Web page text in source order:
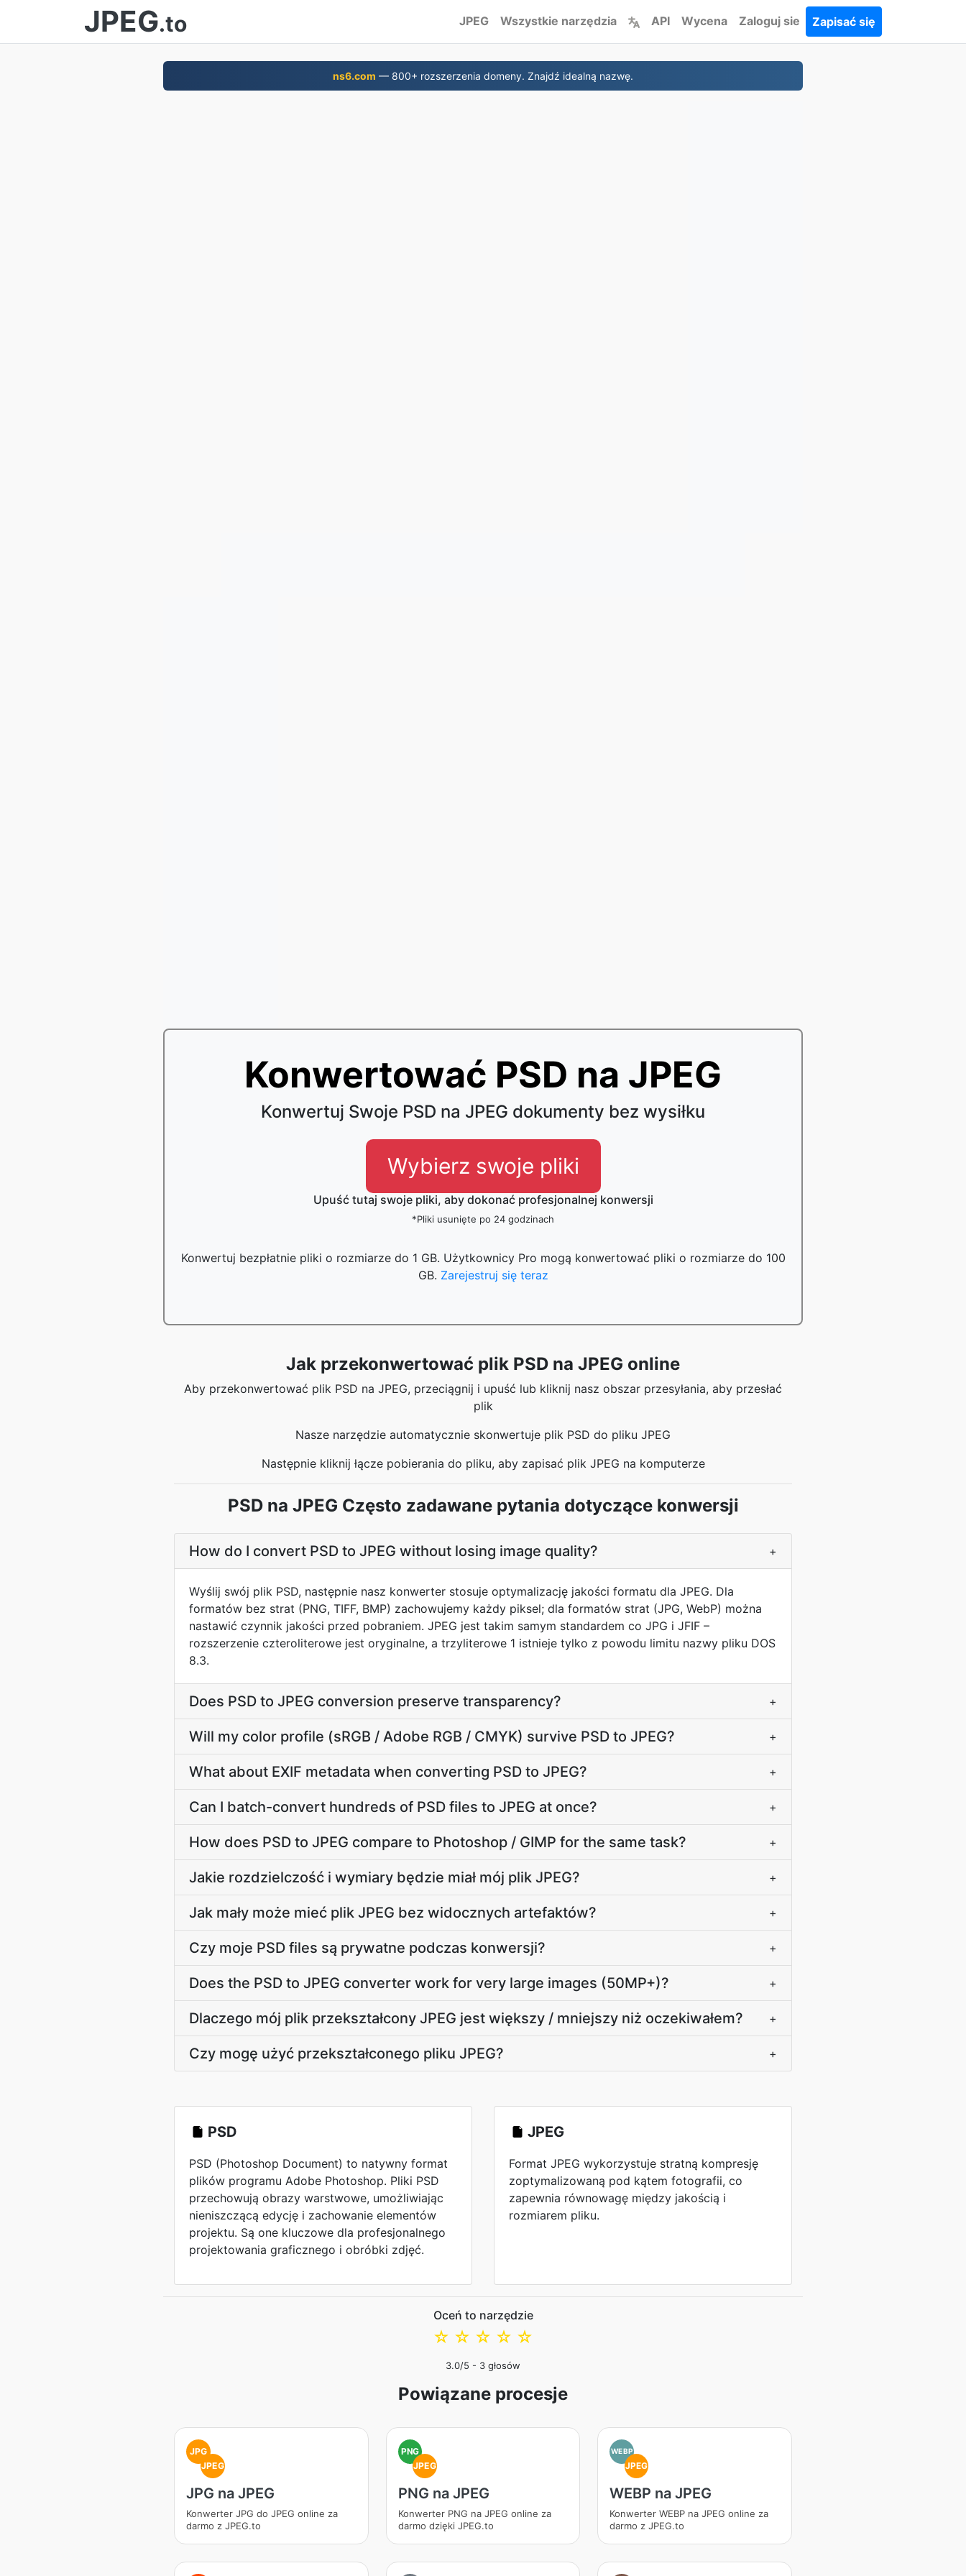
JPEG.to JPEG Wszystkie narzędzia API Wycena Zaloguj sie Zapisać się
ns6.com — 800+ rozszerzenia domeny. Znajdź idealną nazwę.
Konwertować PSD na JPEG
Konwertuj Swoje PSD na JPEG dokumenty bez wysiłku
Wybierz swoje pliki
Upuść tutaj swoje pliki, aby dokonać profesjonalnej konwersji
*Pliki usunięte po 24 godzinach
Konwertuj bezpłatnie pliki o rozmiarze do 1 GB. Użytkownicy Pro mogą konwertować pliki o rozmiarze do 100
GB. Zarejestruj się teraz
Jak przekonwertować plik PSD na JPEG online
Aby przekonwertować plik PSD na JPEG, przeciągnij i upuść lub kliknij nasz obszar przesyłania, aby przesłać
plik
Nasze narzędzie automatycznie skonwertuje plik PSD do pliku JPEG
Następnie kliknij łącze pobierania do pliku, aby zapisać plik JPEG na komputerze
PSD na JPEG Często zadawane pytania dotyczące konwersji
How do I convert PSD to JPEG without losing image quality? +
Wyślij swój plik PSD, następnie nasz konwerter stosuje optymalizację jakości formatu dla JPEG. Dla
formatów bez strat (PNG, TIFF, BMP) zachowujemy każdy piksel; dla formatów strat (JPG, WebP) można
nastawić czynnik jakości przed pobraniem. JPEG jest takim samym standardem co JPG i JFIF –
rozszerzenie czteroliterowe jest oryginalne, a trzyliterowe 1 istnieje tylko z powodu limitu nazwy pliku DOS
8.3.
Does PSD to JPEG conversion preserve transparency? +
Will my color profile (sRGB / Adobe RGB / CMYK) survive PSD to JPEG? +
What about EXIF metadata when converting PSD to JPEG? +
Can I batch-convert hundreds of PSD files to JPEG at once? +
How does PSD to JPEG compare to Photoshop / GIMP for the same task? +
Jakie rozdzielczość i wymiary będzie miał mój plik JPEG? +
Jak mały może mieć plik JPEG bez widocznych artefaktów? +
Czy moje PSD files są prywatne podczas konwersji? +
Does the PSD to JPEG converter work for very large images (50MP+)? +
Dlaczego mój plik przekształcony JPEG jest większy / mniejszy niż oczekiwałem? +
Czy mogę użyć przekształconego pliku JPEG? +
PSD
PSD (Photoshop Document) to natywny format
plików programu Adobe Photoshop. Pliki PSD
przechowują obrazy warstwowe, umożliwiając
nieniszczącą edycję i zachowanie elementów
projektu. Są one kluczowe dla profesjonalnego
projektowania graficznego i obróbki zdjęć.
JPEG
Format JPEG wykorzystuje stratną kompresję
zoptymalizowaną pod kątem fotografii, co
zapewnia równowagę między jakością i
rozmiarem pliku.
Oceń to narzędzie
☆
☆
☆
☆
☆
3.0/5 - 3 głosów
Powiązane procesje
JPG
JPEG
JPG na JPEG
Konwerter JPG do JPEG online za
darmo z JPEG.to
PNG
JPEG
PNG na JPEG
Konwerter PNG na JPEG online za
darmo dzięki JPEG.to
WEBP
JPEG
WEBP na JPEG
Konwerter WEBP na JPEG online za
darmo z JPEG.to